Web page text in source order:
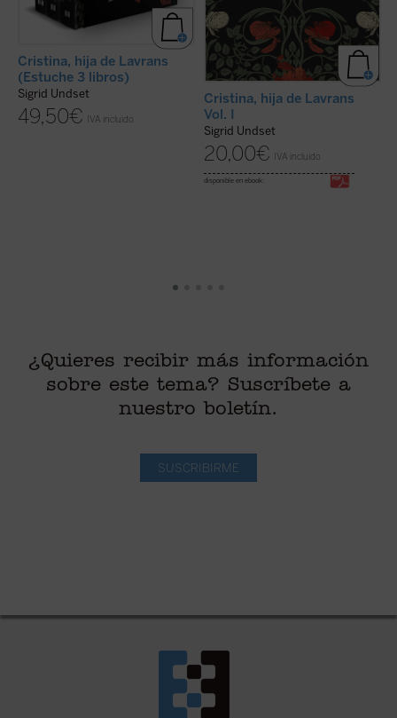
Cristina, hija de Lavrans
(Estuche 3 libros)
Sigrid Undset
49,50€ IVA incluido
Cristina, hija de Lavrans
Vol. I
Sigrid Undset
20,00€ IVA incluido
disponible en ebook:
¿Quieres recibir más información
sobre este tema? Suscríbete a
nuestro boletín.
SUSCRIBIRME